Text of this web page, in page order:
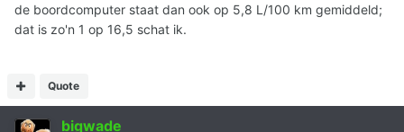
de boordcomputer staat dan ook op 5,8 L/100 km gemiddeld;
dat is zo'n 1 op 16,5 schat ik.
Quote
bigwade